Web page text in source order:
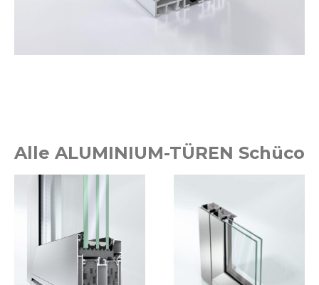
Alle ALUMINIUM-TÜREN Schüco